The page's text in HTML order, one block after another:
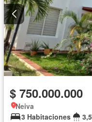
$ 750.000.000
Neiva
3 Habitaciones